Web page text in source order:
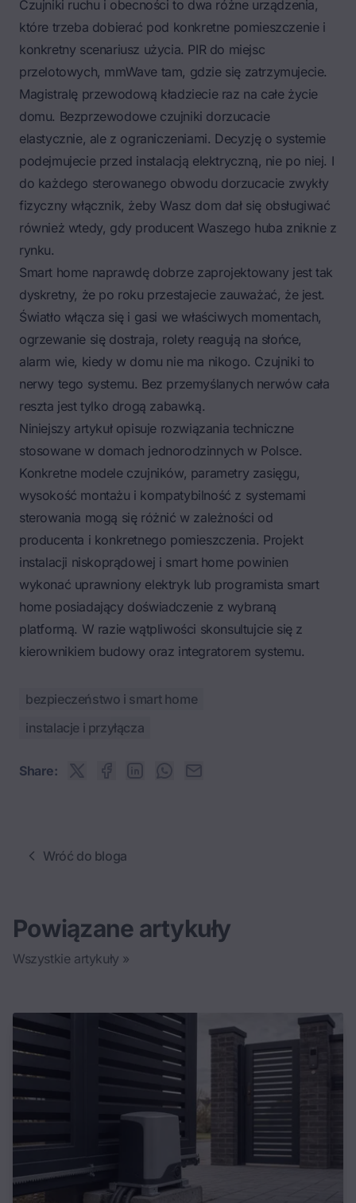
Czujniki ruchu i obecności to dwa różne urządzenia,
które trzeba dobierać pod konkretne pomieszczenie i
konkretny scenariusz użycia. PIR do miejsc
przelotowych, mmWave tam, gdzie się zatrzymujecie.
Magistralę przewodową kładziecie raz na całe życie
domu. Bezprzewodowe czujniki dorzucacie
elastycznie, ale z ograniczeniami. Decyzję o systemie
podejmujecie przed instalacją elektryczną, nie po niej. I
do każdego sterowanego obwodu dorzucacie zwykły
fizyczny włącznik, żeby Wasz dom dał się obsługiwać
również wtedy, gdy producent Waszego huba zniknie z
rynku.
Smart home naprawdę dobrze zaprojektowany jest tak
dyskretny, że po roku przestajecie zauważać, że jest.
Światło włącza się i gasi we właściwych momentach,
ogrzewanie się dostraja, rolety reagują na słońce,
alarm wie, kiedy w domu nie ma nikogo. Czujniki to
nerwy tego systemu. Bez przemyślanych nerwów cała
reszta jest tylko drogą zabawką.
Niniejszy artykuł opisuje rozwiązania techniczne
stosowane w domach jednorodzinnych w Polsce.
Konkretne modele czujników, parametry zasięgu,
wysokość montażu i kompatybilność z systemami
sterowania mogą się różnić w zależności od
producenta i konkretnego pomieszczenia. Projekt
instalacji niskoprądowej i smart home powinien
wykonać uprawniony elektryk lub programista smart
home posiadający doświadczenie z wybraną
platformą. W razie wątpliwości skonsultujcie się z
kierownikiem budowy oraz integratorem systemu.
bezpieczeństwo i smart home
instalacje i przyłącza
Share:
Wróć do bloga
Powiązane artykuły
Wszystkie artykuły »